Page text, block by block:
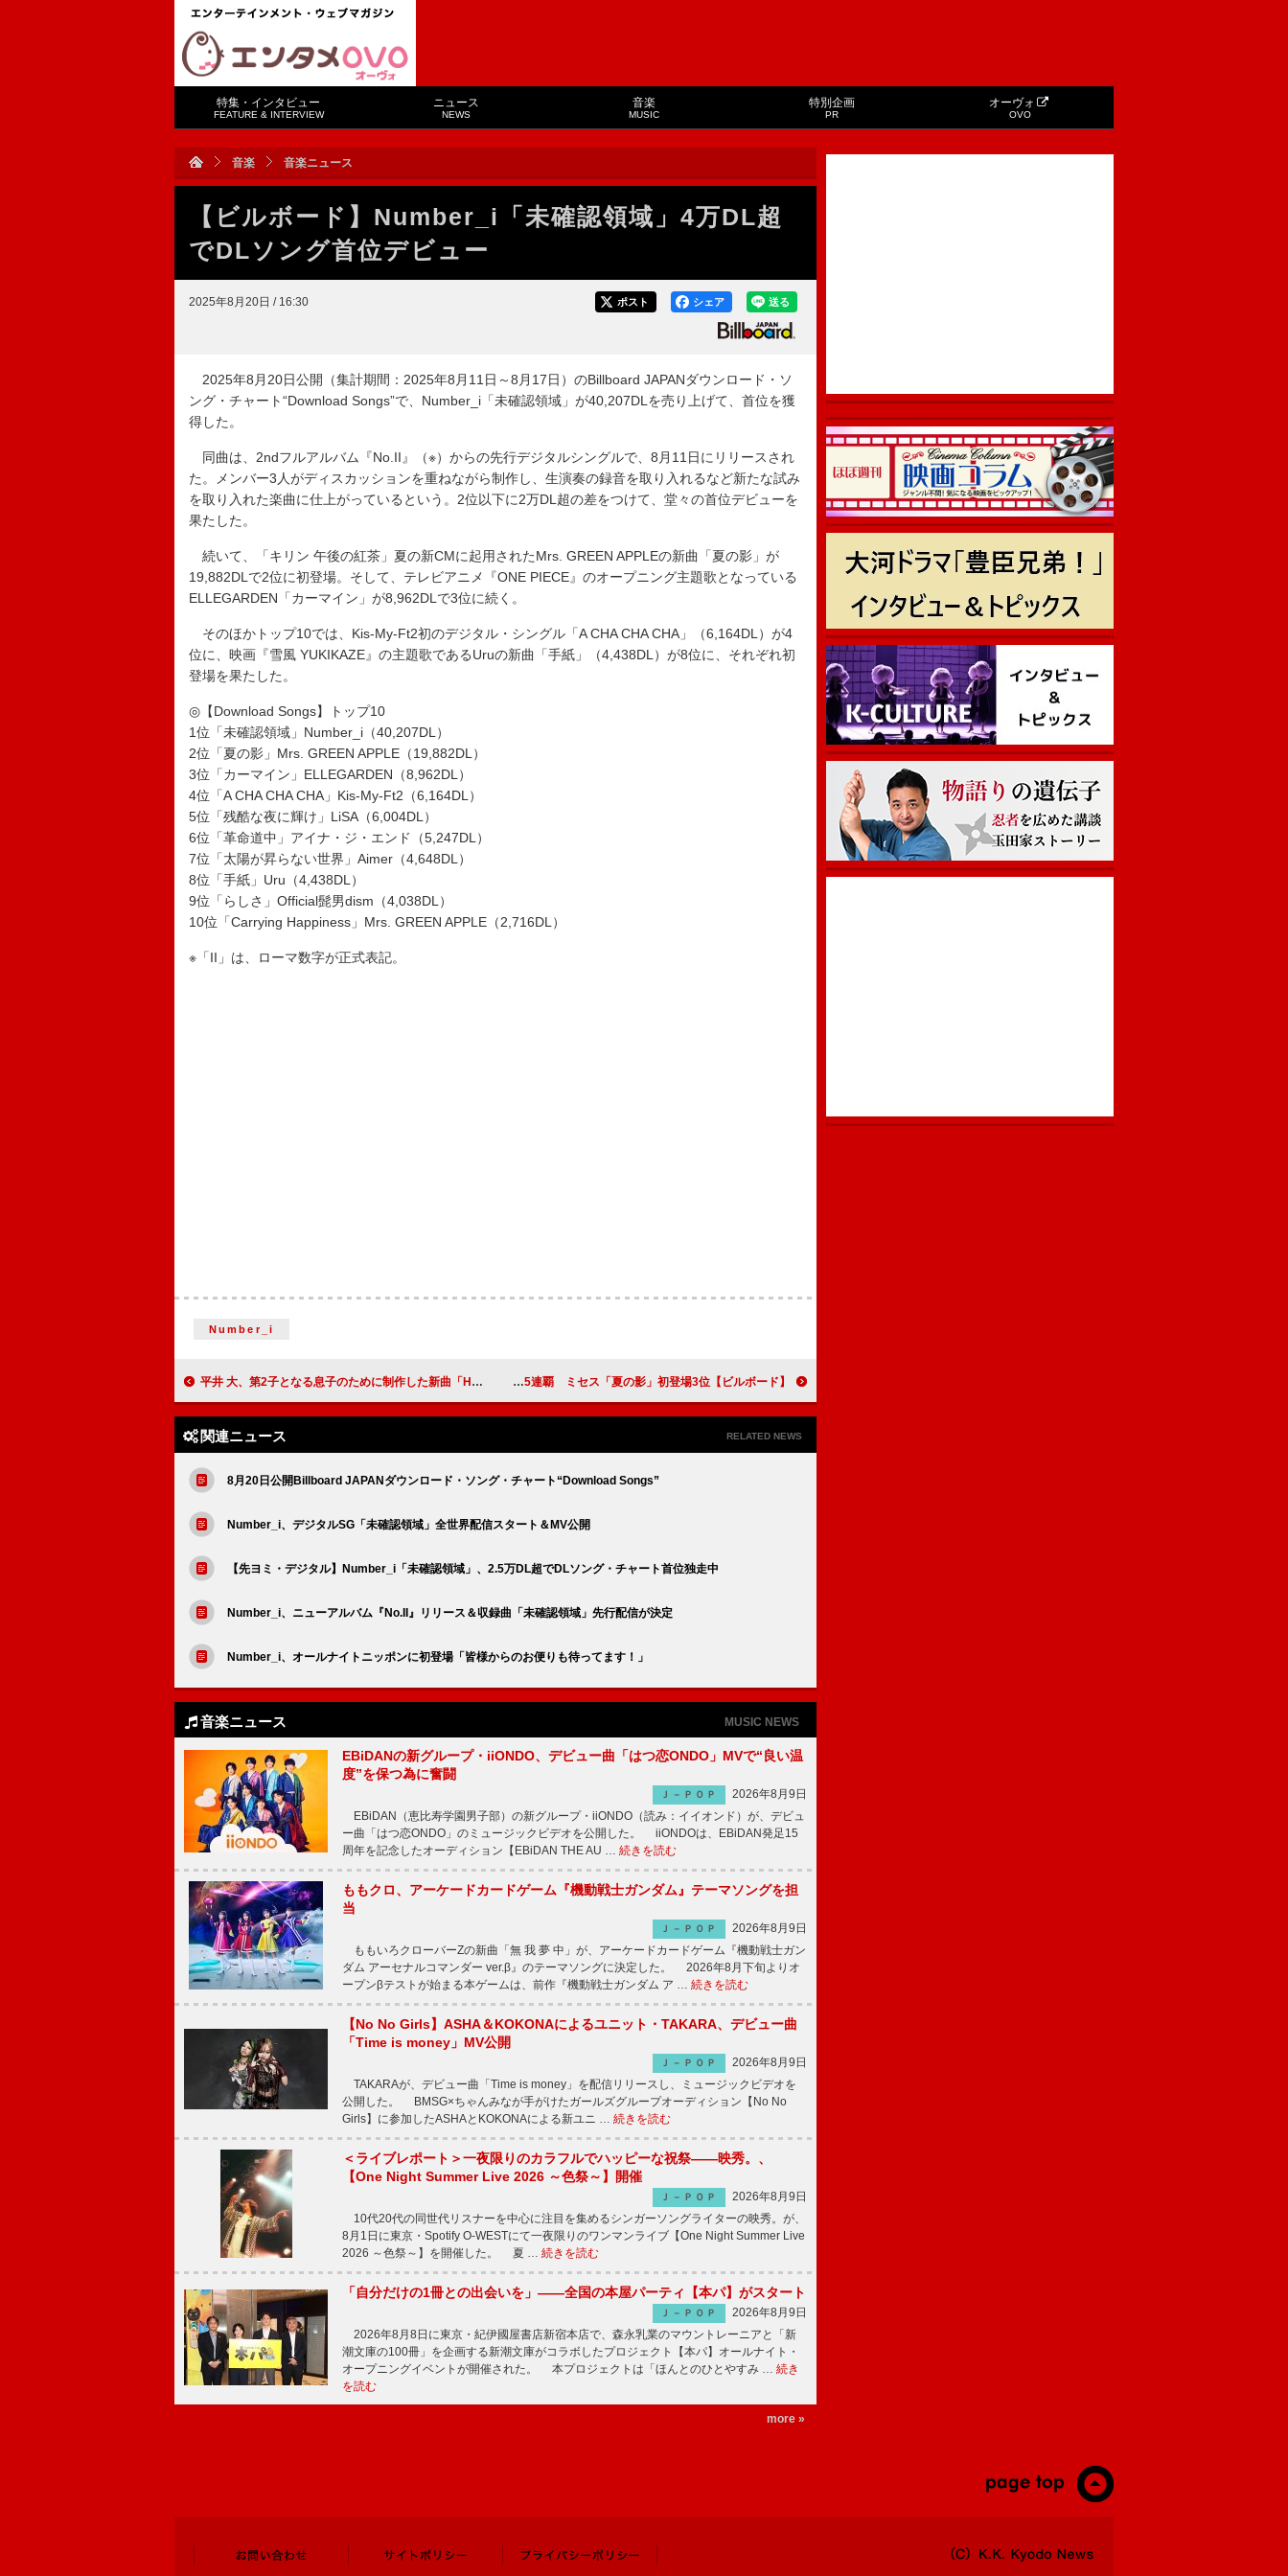
特集・インタビュー
FEATURE & INTERVIEW
ニュース
NEWS
音楽
MUSIC
特別企画
PR
オーヴォ
OVO
音楽 音楽ニュース
【ビルボード】Number_i「未確認領域」4万DL超
でDLソング首位デビュー
2025年8月20日 / 16:30 送る
シェア
ポスト
2025年8月20日公開（集計期間：2025年8月11日～8月17日）のBillboard JAPANダウンロード・ソ
ング・チャート“Download Songs”で、Number_i「未確認領域」が40,207DLを売り上げて、首位を獲
得した。
同曲は、2ndフルアルバム『No.II』（※）からの先行デジタルシングルで、8月11日にリリースされ
た。メンバー3人がディスカッションを重ねながら制作し、生演奏の録音を取り入れるなど新たな試み
を取り入れた楽曲に仕上がっているという。2位以下に2万DL超の差をつけて、堂々の首位デビューを
果たした。
続いて、「キリン 午後の紅茶」夏の新CMに起用されたMrs. GREEN APPLEの新曲「夏の影」が
19,882DLで2位に初登場。そして、テレビアニメ『ONE PIECE』のオープニング主題歌となっている
ELLEGARDEN「カーマイン」が8,962DLで3位に続く。
そのほかトップ10では、Kis-My-Ft2初のデジタル・シングル「A CHA CHA CHA」（6,164DL）が4
位に、映画『雪風 YUKIKAZE』の主題歌であるUruの新曲「手紙」（4,438DL）が8位に、それぞれ初
登場を果たした。
◎【Download Songs】トップ10
1位「未確認領域」Number_i（40,207DL）
2位「夏の影」Mrs. GREEN APPLE（19,882DL）
3位「カーマイン」ELLEGARDEN（8,962DL）
4位「A CHA CHA CHA」Kis-My-Ft2（6,164DL）
5位「残酷な夜に輝け」LiSA（6,004DL）
6位「革命道中」アイナ・ジ・エンド（5,247DL）
7位「太陽が昇らない世界」Aimer（4,648DL）
8位「手紙」Uru（4,438DL）
9位「らしさ」Official髭男dism（4,038DL）
10位「Carrying Happiness」Mrs. GREEN APPLE（2,716DL）
※「II」は、ローマ数字が正式表記。
Number_i
平井 大、第2子となる息子のために制作した新曲「Happy birthday to my son.」配信 【ビルボード】HANA「Blue Jeans」ストリーミング・ソング5連覇 ミセス「夏の影」初登場3位
関連ニュース RELATED NEWS
8月20日公開Billboard JAPANダウンロード・ソング・チャート“Download Songs”
Number_i、デジタルSG「未確認領域」全世界配信スタート＆MV公開
【先ヨミ・デジタル】Number_i「未確認領域」、2.5万DL超でDLソング・チャート首位独走中
Number_i、ニューアルバム『No.II』リリース＆収録曲「未確認領域」先行配信が決定
Number_i、オールナイトニッポンに初登場「皆様からのお便りも待ってます！」
音楽ニュース MUSIC NEWS
EBiDANの新グループ・iiONDO、デビュー曲「はつ恋ONDO」MVで“良い温
度”を保つ為に奮闘
Ｊ－ＰＯＰ
2026年8月9日
EBiDAN（恵比寿学園男子部）の新グループ・iiONDO（読み：イイオンド）が、デビュ
ー曲「はつ恋ONDO」のミュージックビデオを公開した。 iiONDOは、EBiDAN発足15
周年を記念したオーディション【EBiDAN THE AU … 続きを読む
ももクロ、アーケードカードゲーム『機動戦士ガンダム』テーマソングを担
当
Ｊ－ＰＯＰ
2026年8月9日
ももいろクローバーZの新曲「無 我 夢 中」が、アーケードカードゲーム『機動戦士ガン
ダム アーセナルコマンダー ver.β』のテーマソングに決定した。 2026年8月下旬よりオ
ープンβテストが始まる本ゲームは、前作『機動戦士ガンダム ア … 続きを読む
【No No Girls】ASHA＆KOKONAによるユニット・TAKARA、デビュー曲
「Time is money」MV公開
Ｊ－ＰＯＰ
2026年8月9日
TAKARAが、デビュー曲「Time is money」を配信リリースし、ミュージックビデオを
公開した。 BMSG×ちゃんみなが手がけたガールズグループオーディション【No No
Girls】に参加したASHAとKOKONAによる新ユニ … 続きを読む
＜ライブレポート＞一夜限りのカラフルでハッピーな祝祭――映秀。、
【One Night Summer Live 2026 ～色祭～】開催
Ｊ－ＰＯＰ
2026年8月9日
10代20代の同世代リスナーを中心に注目を集めるシンガーソングライターの映秀。が、
8月1日に東京・Spotify O-WESTにて一夜限りのワンマンライブ【One Night Summer Live
2026 ～色祭～】を開催した。 夏 … 続きを読む
「自分だけの1冊との出会いを」――全国の本屋パーティ【本パ】がスタート
Ｊ－ＰＯＰ
2026年8月9日
2026年8月8日に東京・紀伊國屋書店新宿本店で、森永乳業のマウントレーニアと「新
潮文庫の100冊」を企画する新潮文庫がコラボしたプロジェクト【本パ】オールナイト・
オープニングイベントが開催された。 本プロジェクトは「ほんとのひとやすみ … 続き
を読む
more »